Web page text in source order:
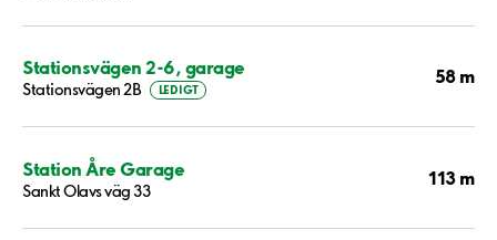
Stationsvägen 2-6, garage
Stationsvägen 2B LEDIGT
58 m
Station Åre Garage
Sankt Olavs väg 33
113 m